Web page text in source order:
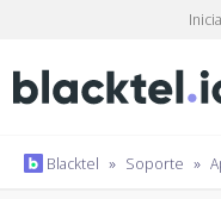
Blacktel » Soporte »